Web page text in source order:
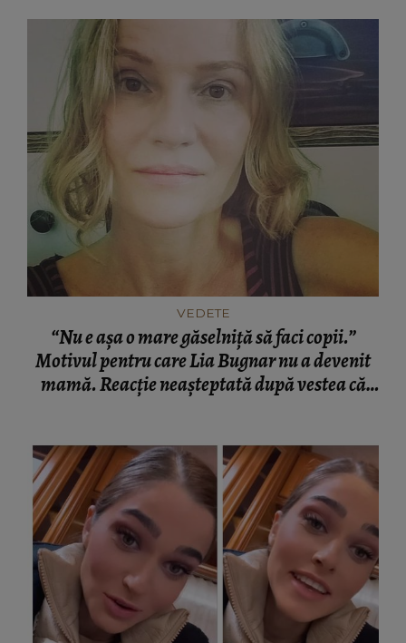
VEDETE
“Nu e așa o mare găselniță să faci copii.”
Motivul pentru care Lia Bugnar nu a devenit
mamă. Reacție neașteptată după vestea că